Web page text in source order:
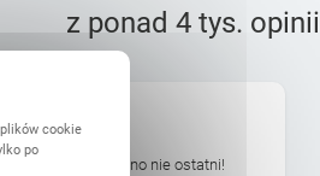
z ponad 4 tys. opinii
Printu, ale na pewno nie ostatni!
cookie
po